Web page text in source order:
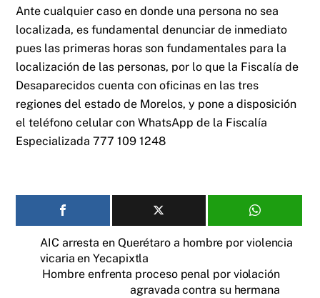
Ante cualquier caso en donde una persona no sea
localizada, es fundamental denunciar de inmediato
pues las primeras horas son fundamentales para la
localización de las personas, por lo que la Fiscalía de
Desaparecidos cuenta con oficinas en las tres
regiones del estado de Morelos, y pone a disposición
el teléfono celular con WhatsApp de la Fiscalía
Especializada 777 109 1248
AIC arresta en Querétaro a hombre por violencia
vicaria en Yecapixtla
Hombre enfrenta proceso penal por violación
agravada contra su hermana